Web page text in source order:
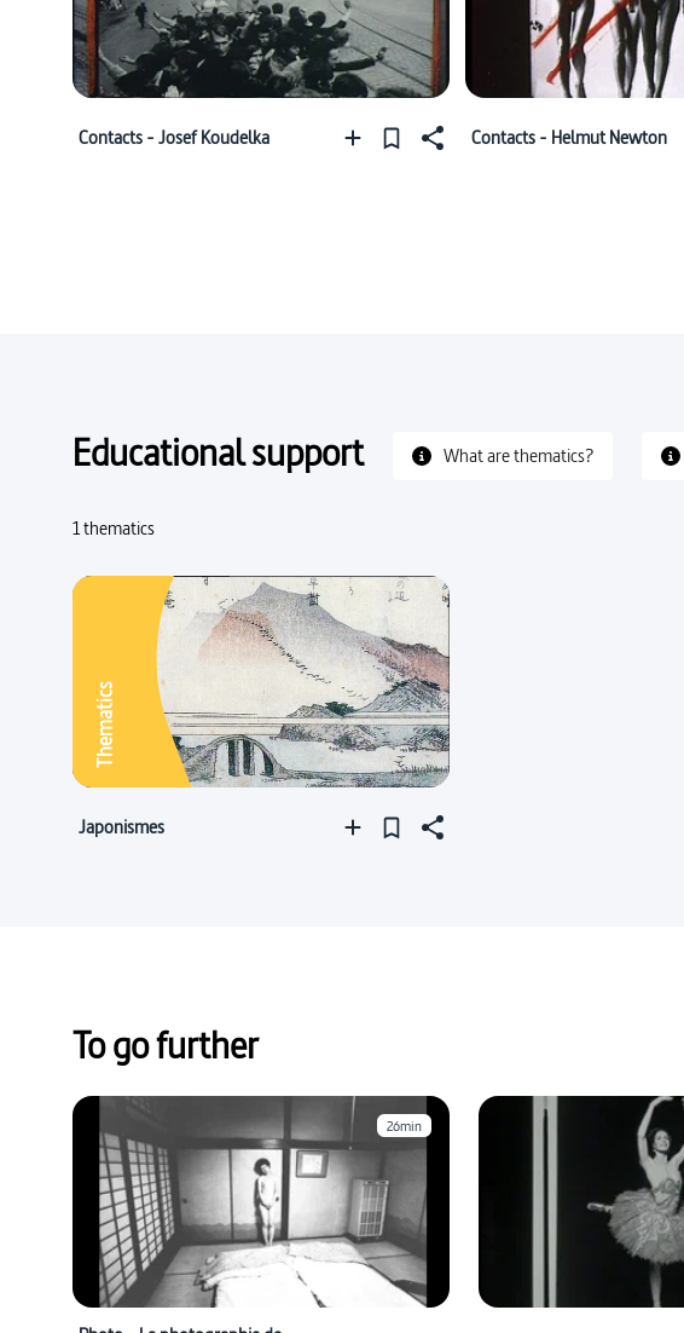
Contacts - Josef Koudelka Contacts - Helmut Newton
Educational support What are thematics?
1 thematics
Thematics
Japonismes
To go further
26min